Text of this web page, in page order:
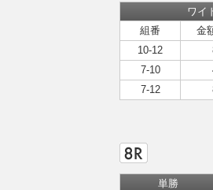
ワイ
組番
金
10-12
7-10
7-12
単勝